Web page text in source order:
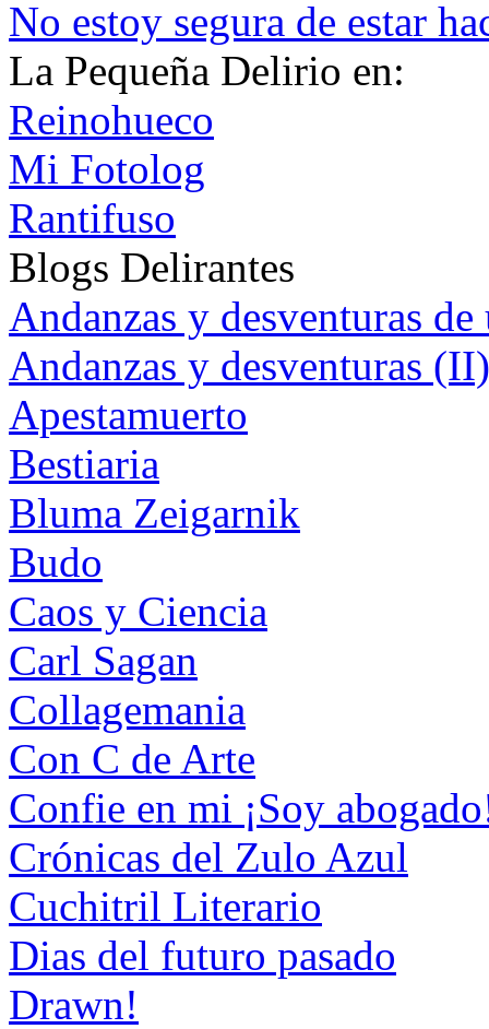
No estoy segura de estar
La Pequeña Delirio en:
Reinohueco
Mi Fotolog
Rantifuso
Blogs Delirantes
Andanzas y desventuras
Andanzas y desventuras (II)
Apestamuerto
Bestiaria
Bluma Zeigarnik
Budo
Caos y Ciencia
Carl Sagan
Collagemania
Con C de Arte
Confie en mi ¡Soy
Crónicas del Zulo Azul
Cuchitril Literario
Dias del futuro pasado
Drawn!